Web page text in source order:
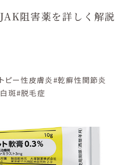
阻害薬を詳しく解説
ピー性皮膚炎#乾癬性関節炎
斑#脱毛症